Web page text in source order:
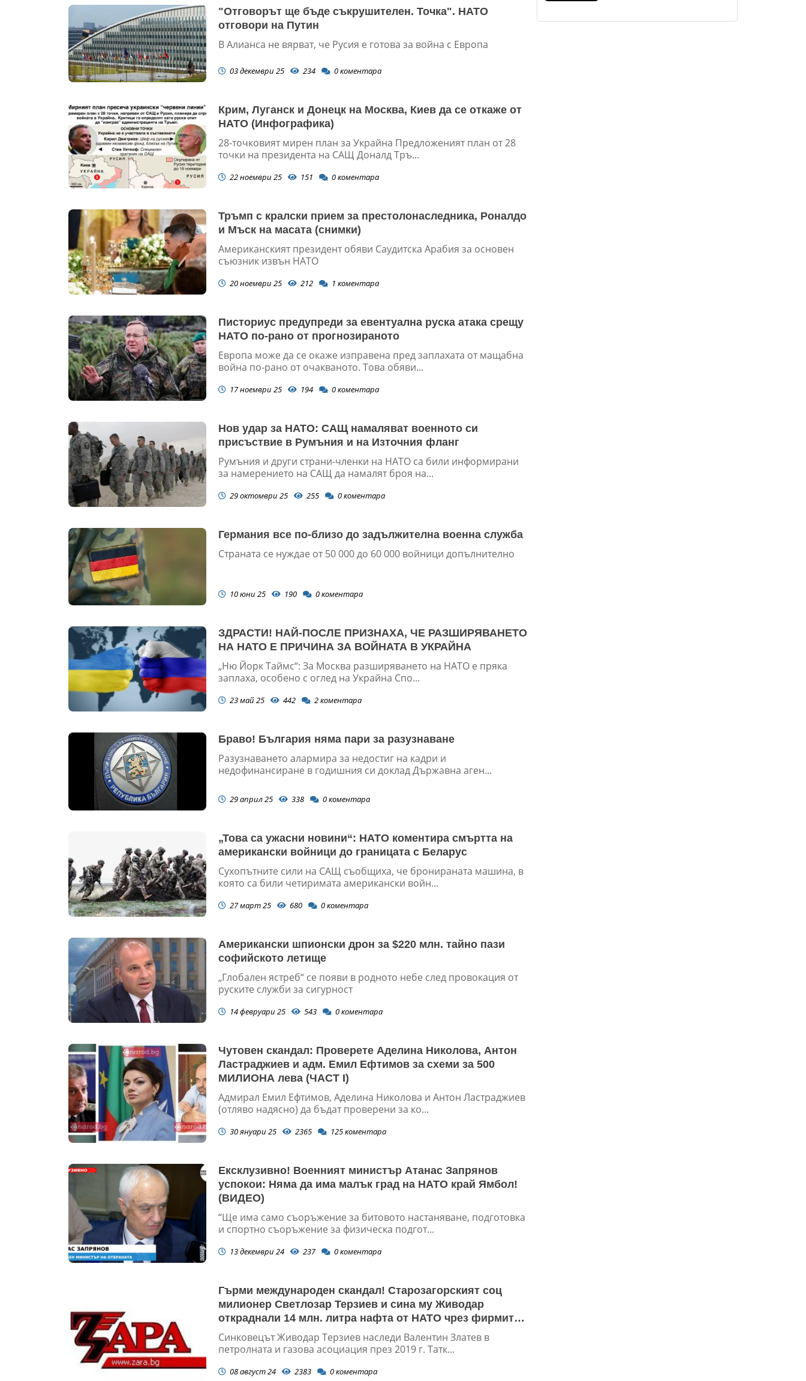
"Отговорът ще бъде съкрушителен. Точка". НАТО
отговори на Путин
В Алианса не вярват, че Русия е готова за война с Европа
03 декември 25 234 0коментара
Крим, Луганск и Донецк на Москва, Киев да се откаже от
НАТО (Инфографика)
28-точковият мирен план за Украйна Предложеният план от 28
точки на президента на САЩ Доналд Тръ...
22 ноември 25 151 0коментара
Тръмп с кралски прием за престолонаследника, Роналдо
и Мъск на масата (снимки)
Американският президент обяви Саудитска Арабия за основен
съюзник извън НАТО
20 ноември 25 212 1 коментара
Писториус предупреди за евентуална руска атака срещу
НАТО по-рано от прогнозираното
Европа може да се окаже изправена пред заплахата от мащабна
война по-рано от очакваното. Това обяви...
17 ноември 25 194 0коментара
Нов удар за НАТО: САЩ намаляват военното си
присъствие в Румъния и на Източния фланг
Румъния и други страни-членки на НАТО са били информирани
за намерението на САЩ да намалят броя на...
29 октомври 25 255 0коментара
Германия все по-близо до задължителна военна служба
Страната се нуждае от 50 000 до 60 000 войници допълнително
10 юни 25 190 0коментара
ЗДРАСТИ! НАЙ-ПОСЛЕ ПРИЗНАХА, ЧЕ РАЗШИРЯВАНЕТО
НА НАТО Е ПРИЧИНА ЗА ВОЙНАТА В УКРАЙНА
„Ню Йорк Таймс“: За Москва разширяването на НАТО е пряка
заплаха, особено с оглед на Украйна Спо...
23 май 25 442 2коментара
Браво! България няма пари за разузнаване
Разузнаването алармира за недостиг на кадри и
недофинансиране в годишния си доклад Държавна аген...
29 април 25 338 0коментара
„Това са ужасни новини“: НАТО коментира смъртта на
американски войници до границата с Беларус
Сухопътните сили на САЩ съобщиха, че бронираната машина, в
която са били четиримата американски войн...
27 март 25 680 0коментара
Американски шпионски дрон за $220 млн. тайно пази
софийското летище
„Глобален ястреб“ се появи в родното небе след провокация от
руските служби за сигурност
14 февруари 25 543 0коментара
Чутовен скандал: Проверете Аделина Николова, Антон
Ластраджиев и адм. Емил Ефтимов за схеми за 500
МИЛИОНА лева (ЧАСТ I)
Адмирал Емил Ефтимов, Аделина Николова и Антон Ластраджиев
(отляво надясно) да бъдат проверени за ко...
30 януари 25 2365 125коментара
Ексклузивно! Военният министър Атанас Запрянов
успокои: Няма да има малък град на НАТО край Ямбол!
(ВИДЕО)
“Ще има само съоръжение за битовото настаняване, подготовка
и спортно съоръжение за физическа подгот...
13 декември 24 237 0коментара
Гърми международен скандал! Старозагорският соц
милионер Светлозар Терзиев и сина му Живодар
откраднали 14 млн. литра нафта от НАТО чрез фирмите
си “Зара-Газ” и “Зара-Е”
Синковецът Живодар Терзиев наследи Валентин Златев в
петролната и газова асоциация през 2019 г. Татк...
08 август 24 2383 0коментара